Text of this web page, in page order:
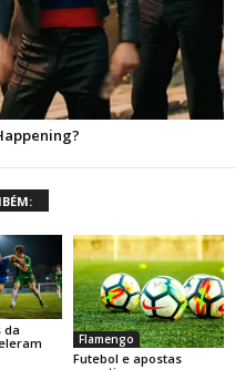
da
Flamengo
Futebol e apostas